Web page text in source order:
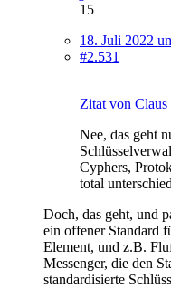
15
18. Juli 2022
#2.531
Zitat von Claus
Nee, das geht
Cyphers,
total
Doch, das geht, und
ein offener Standard
Element, und z.B.
Messenger, die den
standardisierte